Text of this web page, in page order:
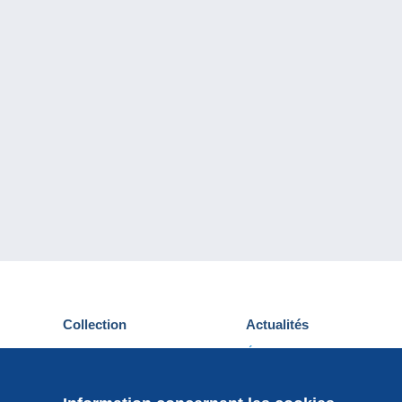
Collection
Cartes postales
Actualités
Événements Delcampe